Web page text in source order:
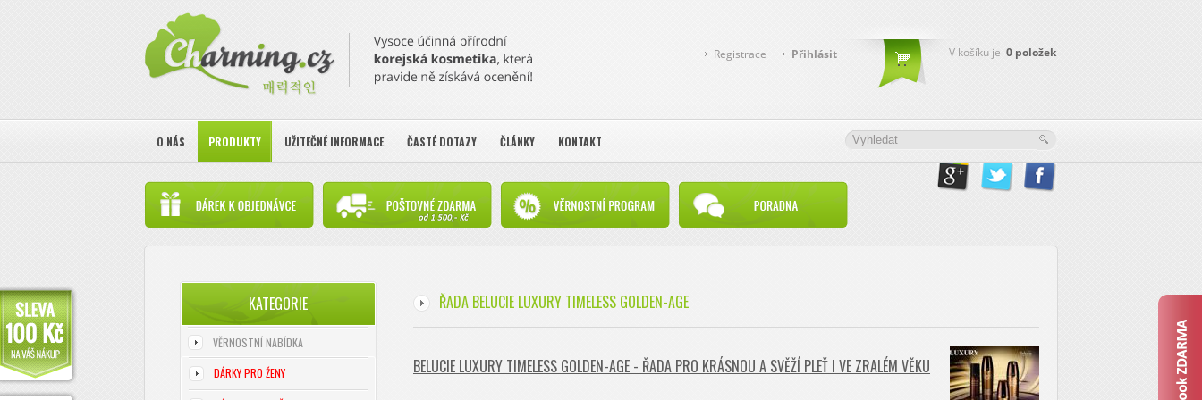
V košíku je 0 položek
Registrace Přihlásit
O NÁS PRODUKTY UŽITEČNÉ INFORMACE ČASTÉ DOTAZY ČLÁNKY KONTAKT
KATEGORIE
VĚRNOSTNÍ NABÍDKA
DÁRKY PRO ŽENY
ŘADA BELUCIE LUXURY TIMELESS GOLDEN-AGE
BELUCIE LUXURY TIMELESS GOLDEN-AGE - ŘADA PRO KRÁSNOU A SVĚŽÍ PLEŤ I VE ZRALÉM VĚKU